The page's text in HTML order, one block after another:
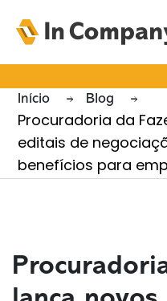
Novidades
Notícias
Início
Blog
Procuradoria da
editais de
benefícios para